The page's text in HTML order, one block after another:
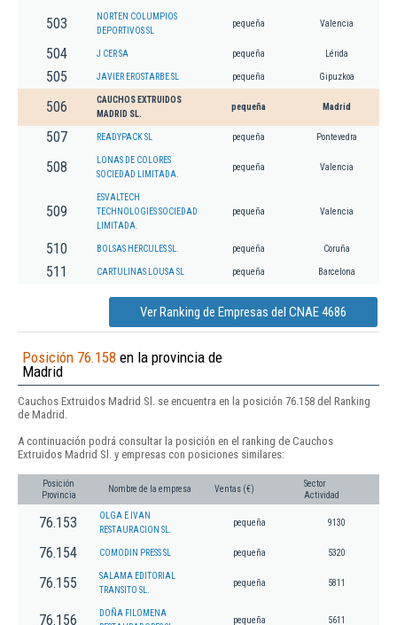
503
NORTEN COLUMPIOS
DEPORTIVOS SL
pequeña Valencia
504 J CER SA pequeña Lérida
505 JAVIER EROSTARBE SL pequeña Gipuzkoa
506
CAUCHOS EXTRUIDOS
MADRID SL.
pequeña Madrid
507 READYPACK SL pequeña Pontevedra
508
LONAS DE COLORES
SOCIEDAD LIMITADA.
pequeña Valencia
509
ESVALTECH
TECHNOLOGIES SOCIEDAD
LIMITADA.
pequeña Valencia
510 BOLSAS HERCULES SL. pequeña Coruña
511 CARTULINAS LOUSA SL pequeña Barcelona
Ver Ranking de Empresas del CNAE 4686
Posición 76.158 en la provincia de
Madrid
Cauchos Extruidos Madrid Sl. se encuentra en la posición 76.158 del Ranking
de Madrid.
A continuación podrá consultar la posición en el ranking de Cauchos
Extruidos Madrid Sl. y empresas con posiciones similares:
Posición
Provincia
Nombre de la empresa Ventas (€)
Sector
Actividad
76.153
OLGA E IVAN
RESTAURACION SL.
pequeña 9130
76.154 COMODIN PRESS SL pequeña 5320
76.155
SALAMA EDITORIAL
TRANSITO SL.
pequeña 5811
76.156
DOÑA FILOMENA
pequeña 5611